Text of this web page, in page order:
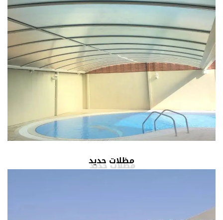
مظلات حديد